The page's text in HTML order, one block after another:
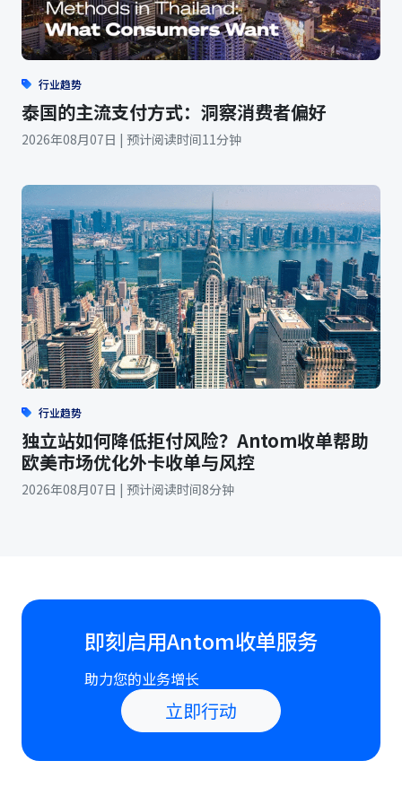
行业趋势
泰国的主流支付方式：洞察消费者偏好
2026年08月07日 | 预计阅读时间11分钟
行业趋势
独立站如何降低拒付风险？Antom收单帮助
欧美市场优化外卡收单与风控
2026年08月07日 | 预计阅读时间8分钟
即刻启用Antom收单服务
助力您的业务增长
立即行动